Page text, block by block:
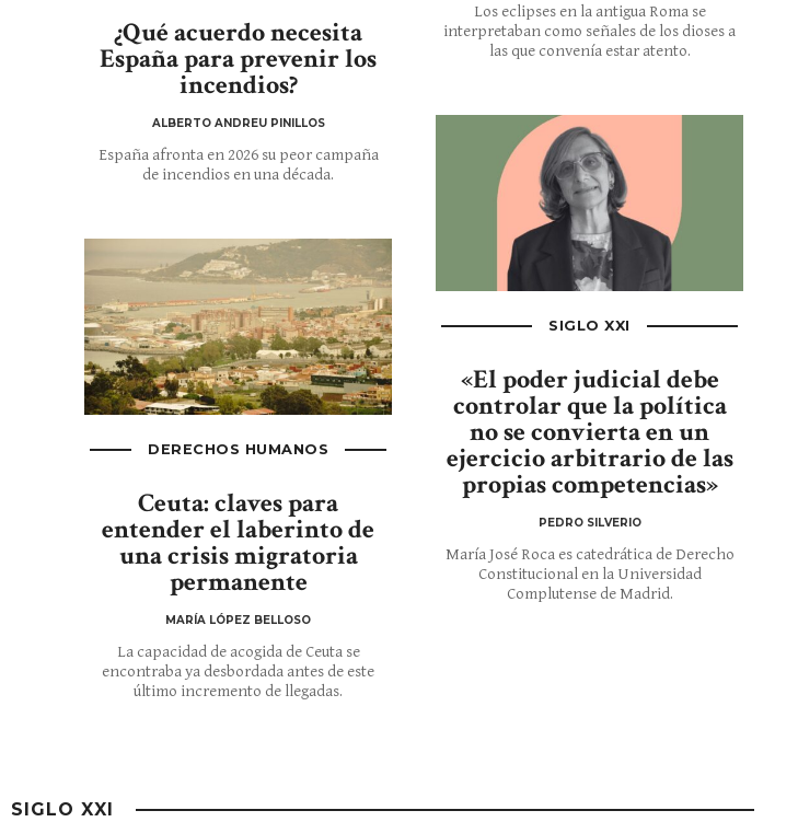
¿Qué acuerdo necesita
España para prevenir los
incendios?
ALBERTO ANDREU PINILLOS
España afronta en 2026 su peor campaña
de incendios en una década.
DERECHOS HUMANOS
Ceuta: claves para
entender el laberinto de
una crisis migratoria
permanente
MARÍA LÓPEZ BELLOSO
La capacidad de acogida de Ceuta se
encontraba ya desbordada antes de este
último incremento de llegadas.
Los eclipses en la antigua Roma se
interpretaban como señales de los dioses a
las que convenía estar atento.
SIGLO XXI
«El poder judicial debe
controlar que la política
no se convierta en un
ejercicio arbitrario de las
propias competencias»
PEDRO SILVERIO
María José Roca es catedrática de Derecho
Constitucional en la Universidad
Complutense de Madrid.
SIGLO XXI